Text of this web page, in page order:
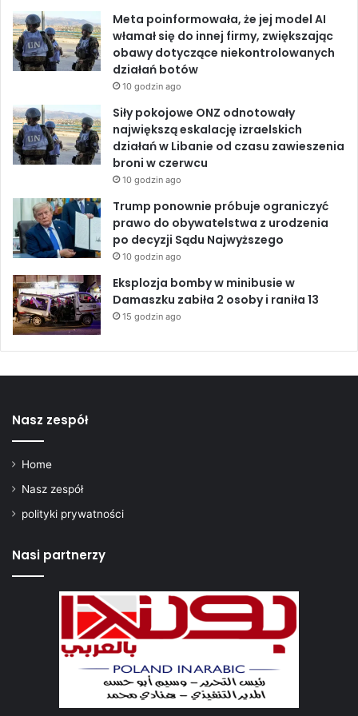
o
t
n
k
o
i
p
s
t
r
z
e
ń
p
i
r
z
n
k
n
Meta poinformowała, że jej model AI
włamał się do innej firmy, zwiększając
obawy dotyczące niekontrolowanych
działań botów
10 godzin ago
Siły pokojowe ONZ odnotowały
największą eskalację izraelskich
działań w Libanie od czasu zawieszenia
broni w czerwcu
10 godzin ago
Trump ponownie próbuje ograniczyć
prawo do obywatelstwa z urodzenia
po decyzji Sądu Najwyższego
10 godzin ago
Eksplozja bomby w minibusie w
Damaszku zabiła 2 osoby i raniła 13
15 godzin ago
Nasz zespół
Home
Nasz zespół
polityki prywatności
Nasi partnerzy